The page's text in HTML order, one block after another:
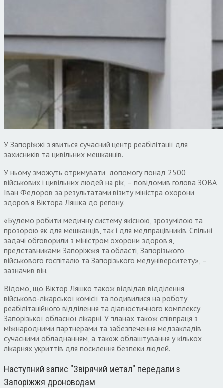
У Запоріжжі з’явиться сучасний центр реабілітації для
захисників та цивільних мешканців.
У ньому зможуть отримувати допомогу понад 2500
військових і цивільних людей на рік, – повідомив голова ЗОВА
Іван Федоров за результатами візиту міністра охорони
здоров’я Віктора Ляшка до регіону.
«Будемо робити медичну систему якісною, зрозумілою та
прозорою як для мешканців, так і для медпрацівників. Спільні
задачі обговорили з міністром охорони здоровʼя,
представниками Запоріжжя та області, Запорізького
військового госпіталю та Запорізького медуніверситету», –
зазначив він.
Відомо, що Віктор Ляшко також відвідав відділення
військово-лікарської комісії та подивилися на роботу
реабілітаційного відділення та діагностичного комплексу
Запорізької обласної лікарні. У планах також співпраця з
міжнародними партнерами та забезпечення медзакладів
сучасними обладнанням, а також облаштування у кількох
лікарнях укриттів для посилення безпеки людей.
Наступний запис "Звірячий метал" передали з
Запоріжжя дроноводам